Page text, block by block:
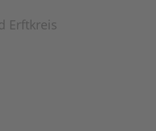
Erftkreis